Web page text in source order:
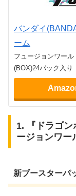
バンダイ
ーム
フュージョンワー
(BOX)24パック入り
1. 『ドラゴ
ージョンワー
新ブースターパ